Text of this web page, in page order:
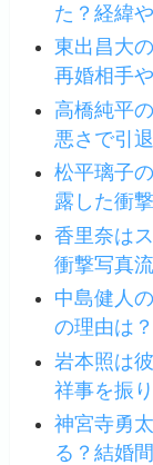
た？経緯
東出昌大
再婚相手
高橋純平
悪さで引
松平璃子
露した衝
香里奈は
衝撃写真
中島健人
の理由は
岩本照は
祥事を振
神宮寺勇
る？結婚